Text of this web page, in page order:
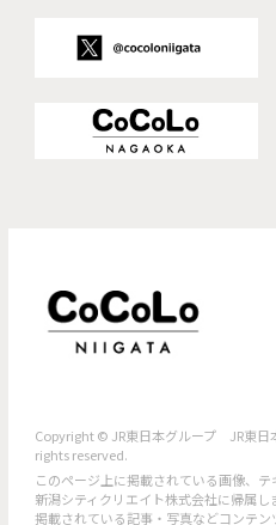
Copyright © JR東日本グループ JR東日
rights reserved.
このページ上に掲載されている画像、
新潟シティクリエイト株式会社に帰属し
掲載されている記事・写真などコンテン